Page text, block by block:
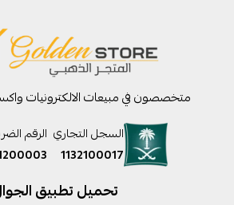
متخصصون في مبيعات الالكترونيات
السجل التجاري
1132100017
الرقم
تحميل تطبيق